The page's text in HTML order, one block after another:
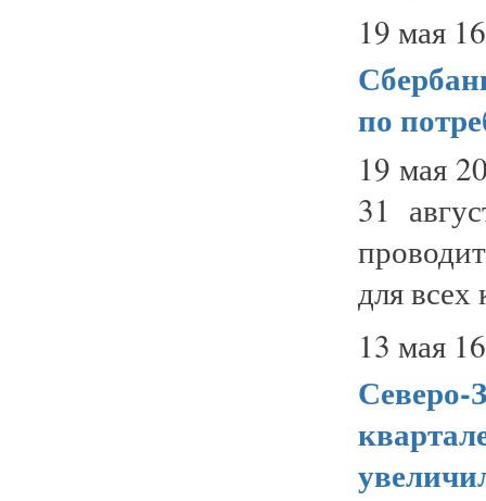
19 мая
по
19 мая
31
для всех
13 мая
Северо-